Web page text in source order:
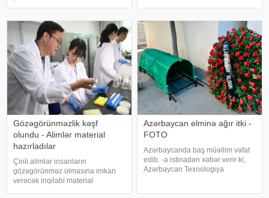
yüksək nəticəni göstərib. xəbər
verir ki, bu barədə universitet
məluma
müddət bunun fərqində olmayıb.
Ta ki, onu müəllimi kəşf edi
Gözəgörünməzlik kəşf
olundu - Alimlər material
hazırladılar
Çinli alimlər insanların
gözəgörünməz olmasına imkan
verəcək inqilabi material
Azərbaycan elminə ağır itki -
FOTO
Azərbaycanda baş müəllim vəfat
edib. -a istinadən xəbər verir ki,
Azərbaycan Texnologiya